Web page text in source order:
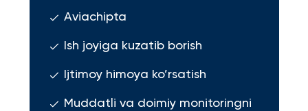
Aviachipta
Ish joyiga kuzatib borish
Ijtimoy himoya ko’rsatish
Muddatli va doimiy monitoringni